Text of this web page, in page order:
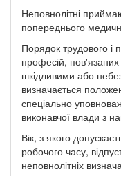
Неповнолітні
попереднього
Порядок трудового і
професій,
шкідливими або
визначається
спеціально
виконавчої влади з
Вік, з якого
робочого часу,
неповнолітніх